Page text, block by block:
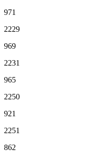
971
2229
969
2231
965
2250
921
2251
862